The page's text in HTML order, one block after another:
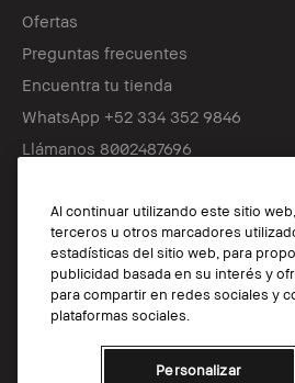
Ofertas
Preguntas frecuentes
Encuentra tu tienda
WhatsApp +52 334 352 9846
Llámanos 8002487696
Síguenos
© Bobbi Brown Professional Cosmetics, Inc.
TÉRMINOS Y CONDICIONES
Al continuar utilizando este sitio
terceros u otros marcadores
estadísticas del sitio web, para
publicidad basada en su interés y
para compartir en redes sociales y
plataformas sociales.
Personalizar